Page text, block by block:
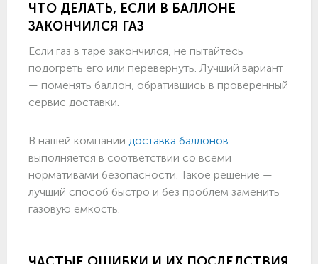
ЧТО ДЕЛАТЬ, ЕСЛИ В БАЛЛОНЕ
ЗАКОНЧИЛСЯ ГАЗ
Если газ в таре закончился, не пытайтесь
подогреть его или перевернуть. Лучший вариант
— поменять баллон, обратившись в проверенный
сервис доставки.
В нашей компании доставка баллонов
выполняется в соответствии со всеми
нормативами безопасности. Такое решение —
лучший способ быстро и без проблем заменить
газовую емкость.